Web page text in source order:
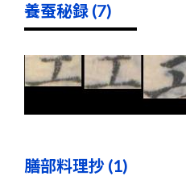
養蚕秘録 (7)
膳部料理抄 (1)